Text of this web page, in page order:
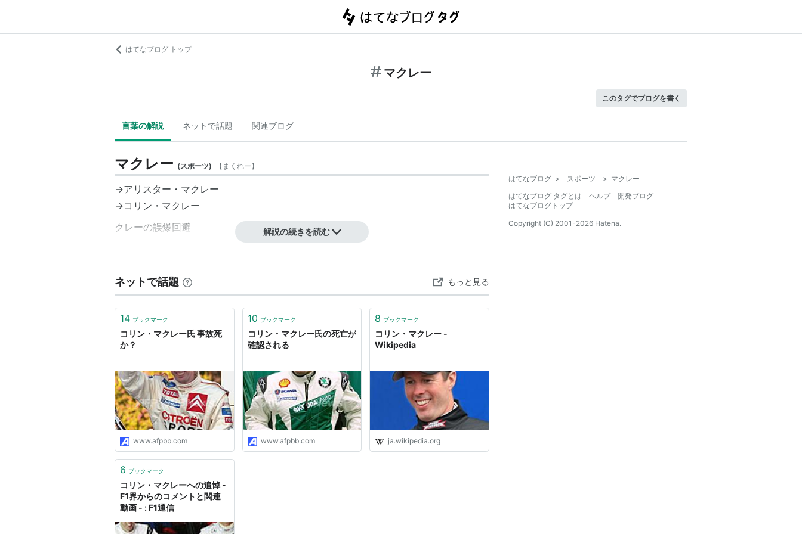
はてなブログ トップ
マクレー
このタグでブログを書く
言葉の解説 ネットで話題 関連ブログ
マクレー (スポーツ) 【 まくれー】
→アリスター・マクレー
→コリン・マクレー
クレーの誤爆回避 解説の続きを読む
ネットで話題 もっと見る
14 ブックマーク
コリン・マクレー氏 事故死
か？
www.afpbb.com
10 ブックマーク
コリン・マクレー氏の死亡が
確認される
www.afpbb.com
8 ブックマーク
コリン・マクレー -
Wikipedia
ja.wikipedia.org
6 ブックマーク
コリン・マクレーへの追悼 -
F1界からのコメントと関連
動画 - : F1通信
はてなブログ > スポーツ > マクレー
はてなブログ タグとは
ヘルプ
開発ブログ
はてなブログトップ
Copyright (C) 2001-2026 Hatena.